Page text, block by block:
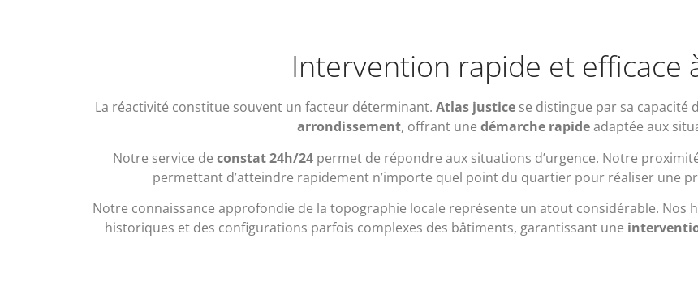
Intervention rapide et efficace
La réactivité constitue souvent un facteur déterminant. Atlas justicese distingue par sa capacité
arrondissement, offrant une démarche rapideadaptée aux
Notre service de constat 24h/24 permet de répondre aux situations d’urgence. Notre
permettant d’atteindre rapidement n’importe quel point du quartier pour réaliser une
Notre connaissance approfondie de la topographie locale représente un atout considérable. Nos
historiques et des configurations parfois complexes des bâtiments, garantissant une